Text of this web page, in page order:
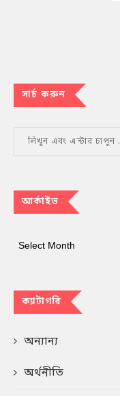
সার্চ করুন
আর্কাইভ
ক্যাটাগরি
অন্যান্য
অর্থনীতি